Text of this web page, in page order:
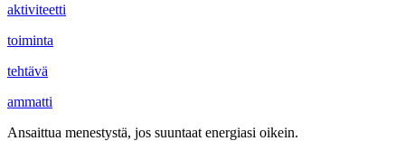
aktiviteetti
toiminta
tehtävä
ammatti
Ansaittua menestystä, jos suuntaat energiasi oikein.